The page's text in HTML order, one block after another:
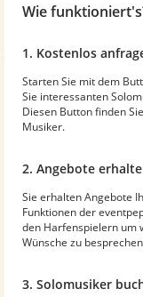
Wie
1. Kostenlos
Starten Sie mit dem
Sie interessanten
Diesen Button finden
Musiker.
2. Angebote
Sie erhalten Angebote
Funktionen der
den Harfenspielern um
Wünsche zu
3. Solomusiker